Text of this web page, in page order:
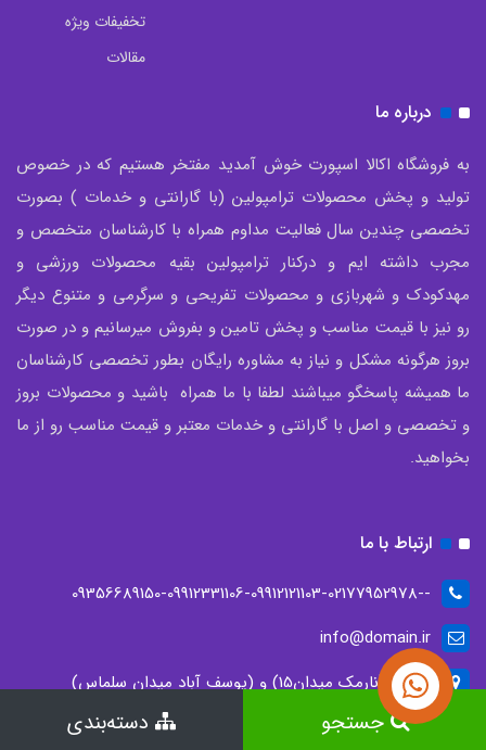
جستجو
تخفیفات ویژه
مقالات
درباره ما
به فروشگاه اکالا اسپورت خوش آمدید مفتخر هستیم که در خصوص
تولید و پخش محصولات ترامپولین (با گارانتی و خدمات ) بصورت
تخصصی چندین سال فعالیت مداوم همراه با کارشناسان متخصص و
مجرب داشته ایم و درکنار ترامپولین بقیه محصولات ورزشی و
مهدکودک و شهربازی و محصولات تفریحی و سرگرمی و متنوع دیگر
رو نیز با قیمت مناسب و پخش تامین و بفروش میرسانیم و در صورت
بروز هرگونه مشکل و نیاز به مشاوره رایگان بطور تخصصی کارشناسان
ما همیشه پاسخگو میباشند لطفا با ما همراه باشید و محصولات بروز
و تخصصی و اصل با گارانتی و خدمات معتبر و قیمت مناسب رو از ما
بخواهید.
ارتباط با ما
--09356689150-09912331106-09912121103-02177952978
info@domain.ir
تهران، (نارمک میدان15) و (یوسف آباد میدان سلماس)